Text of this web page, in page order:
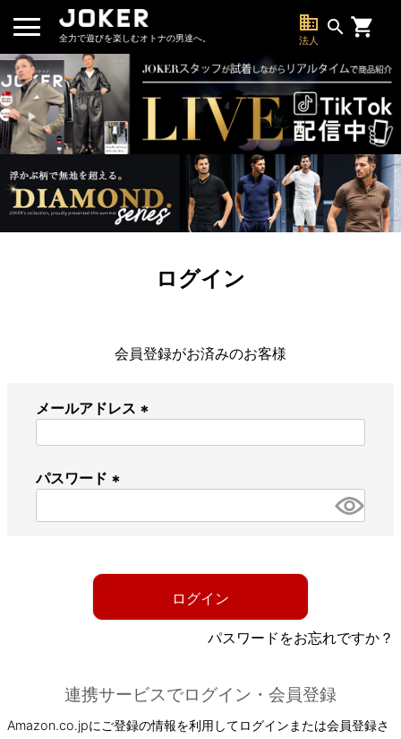
全力で遊びを楽しむオトナの男達へ。
business
法人
search
ログイン
会員登録がお済みのお客様
メールアドレス
パスワード
必
ログイン
パスワードをお忘れですか？
連携サービスでログイン・会員登録
Amazon.co.jpにご登録の情報を利用してログインまたは会員登録さ